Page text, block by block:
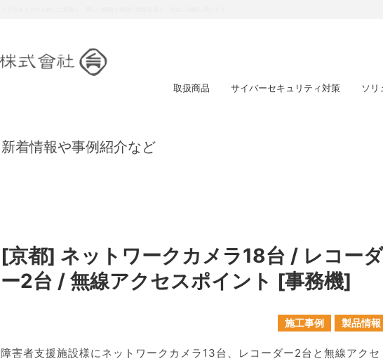
取扱商品 サイバーセキュリティ対策 ソリ
新着情報や事例紹介など
[京都] ネットワークカメラ18台 / レコーダ
ー2台 / 無線アクセスポイント [事務機]
施工事例 製品情報
障害者支援施設様にネットワークカメラ13台、レコーダー2台と無線アクセ